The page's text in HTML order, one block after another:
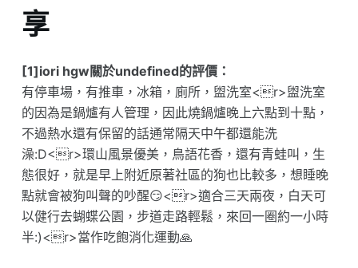
享
[1]iori hgw關於undefined的評價：
有停車場，有推車，冰箱，廁所，盥洗室<r>盥洗室
的因為是鍋爐有人管理，因此燒鍋爐晚上六點到十點，
不過熱水還有保留的話通常隔天中午都還能洗
澡:D<r>環山風景優美，鳥語花香，還有青蛙叫，生
態很好，就是早上附近原著社區的狗也比較多，想睡晚
點就會被狗叫聲的吵醒😏<r>適合三天兩夜，白天可
以健行去蝴蝶公園，步道走路輕鬆，來回一圈約一小時
半:)<r>當作吃飽消化運動🙏